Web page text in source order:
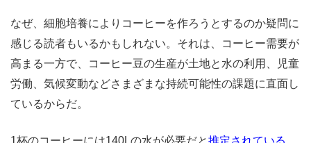
なぜ、細胞培養によりコーヒーを作ろうとするのか疑問に
感じる読者もいるかもしれない。それは、コーヒー需要が
高まる一方で、コーヒー豆の生産が土地と水の利用、児童
労働、気候変動などさまざまな持続可能性の課題に直面し
ているからだ。